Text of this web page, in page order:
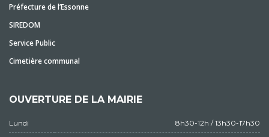
Préfecture de l’Essonne
SIREDOM
Service Public
Cimetière communal
OUVERTURE DE LA MAIRIE
Lundi 8h30-12h / 13h30-17h30